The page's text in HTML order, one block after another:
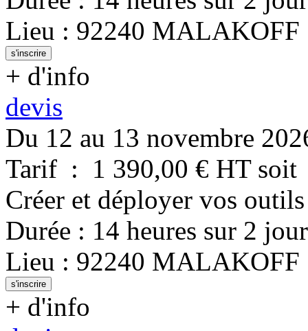
Lieu : 92240 MALAKOFF
s'inscrire
+ d'info
devis
Du 12 au 13 novembre
Tarif : 1 390,00 € HT soit
Créer et déployer vos
Durée : 14 heures sur 2
Lieu : 92240 MALAKOFF
s'inscrire
+ d'info